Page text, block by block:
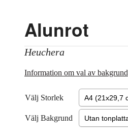
Alunrot
Heuchera
Information om val av bakgrund
Välj Storlek
Välj Bakgrund